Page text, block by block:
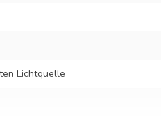
Lichtquelle